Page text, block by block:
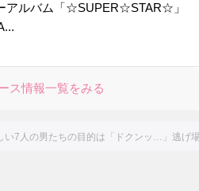
アルバム「☆SUPER☆STAR☆」
ス情報一覧をみる
い7人の男たちの目的は「ドクンッ…」逃げ